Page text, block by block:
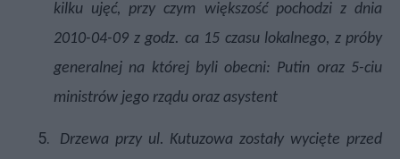
kilku ujęć, przy czym większość pochodzi z dnia
2010-04-09 z godz. ca 15 czasu lokalnego, z próby
generalnej na której byli obecni: Putin oraz 5-ciu
ministrów jego rządu oraz asystent
Drzewa przy ul. Kutuzowa zostały wycięte przed